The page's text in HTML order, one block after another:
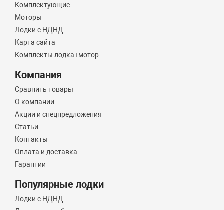
Комплектующие
Моторы
Лодки с НДНД
Карта сайта
Комплекты лодка+мотор
Компания
Сравнить товары
О компании
Акции и спецпредложения
Статьи
Контакты
Оплата и доставка
Гарантии
Популярные лодки
Лодки с НДНД